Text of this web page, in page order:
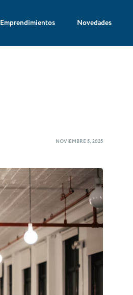
Emprendimientos Novedades
NOVIEMBRE 5, 2025